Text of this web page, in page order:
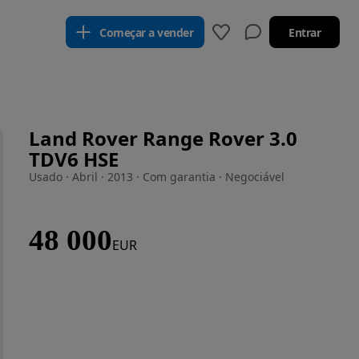
Começar a vender Entrar
Land Rover Range Rover 3.0
TDV6 HSE
Usado · Abril · 2013 · Com garantia · Negociável
48 000EUR